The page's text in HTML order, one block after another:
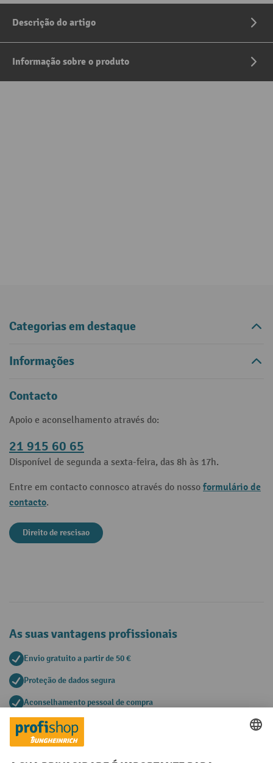
Descrição do artigo
Informação sobre o produto
Categorias em destaque
Informações
Contacto
Apoio e aconselhamento através do:
21 915 60 65
Disponível de segunda a sexta-feira, das 8h às 17h.
Entre em contacto connosco através do nosso formulário de
contacto.
Direito de rescisao
As suas vantagens profissionais
Envio gratuito a partir de 50 €
Proteção de dados segura
Aconselhamento pessoal de compra
Métodos de pagamento